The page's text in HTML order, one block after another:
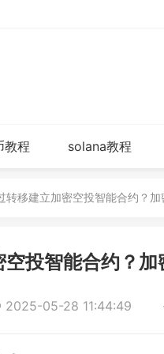
教程 solana教程
转移建立加密空投智能合约？
投智能合约？
2025-05-28 11:44:49